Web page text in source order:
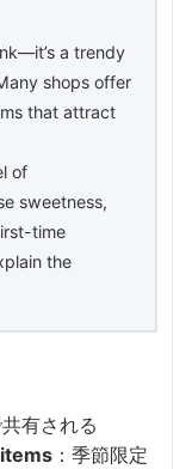
a trendy
shops offer
that attract
of
sweetness,
time
the
共有される
：季節限定